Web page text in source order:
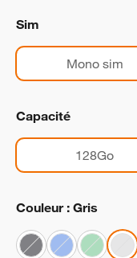
Sim
Mono sim
Capacité
128Go
Couleur : Gris